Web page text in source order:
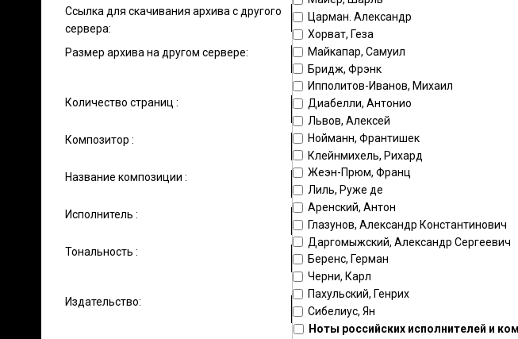
Царман. Александр
Хорват, Геза
Майкапар, Самуил
Бридж, Фрэнк
Ипполитов-Иванов, Михаил
Диабелли, Антонио
Львов, Алексей
Нойманн, Франтишек
Клейнмихель, Рихард
Жеэн-Прюм, Франц
Лиль, Руже де
Аренский, Антон
Глазунов, Александр Константинович
Даргомыжский, Александр Сергеевич
Беренс, Герман
Черни, Карл
Пахульский, Генрих
Сибелиус, Ян
Ноты российских исполнителей и
Ссылка для скачивания архива с другого
сервера:
Размер архива на другом сервере:
Количество страниц :
Композитор :
Название композиции :
Исполнитель :
Тональность :
Издательство: